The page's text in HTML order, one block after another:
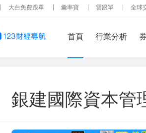
大白免費跟單 彙率寶 雲跟單 全球
首頁 行業分析
銀建國際資本管